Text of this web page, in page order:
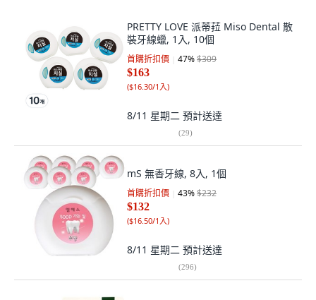
PRETTY LOVE 派蒂菈 Miso Dental 散
裝牙線蠟, 1入, 10個
首購折扣價 47%$309
$163
($16.30/1入)
8/11 星期二 預計送達
(29)
mS 無香牙線, 8入, 1個
首購折扣價 43%$232
$132
($16.50/1入)
8/11 星期二 預計送達
(296)